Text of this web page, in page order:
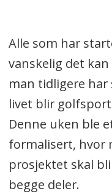
Alle som har
vanskelig det
man tidligere har
livet blir
Denne uken ble
formalisert, hvor
prosjektet skal
begge deler.